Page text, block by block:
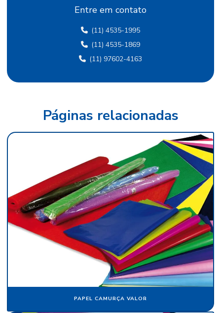
Fábrica de papel crepom em sp
Fábrica de papel de seda sp
Fábrica de veludo
Fábrica de veludo sintético
Fábrica de veludo em sp
Fabricante de papel camurça
Fabricante de papel crepom
Fabricante papel de seda
Fabricante de veludo
Flocos de nylon
Entre em contato
(11) 4535-1995
(11) 4535-1869
(11) 97602-4163
Páginas relacionadas
PAPEL CAMURÇA VALOR